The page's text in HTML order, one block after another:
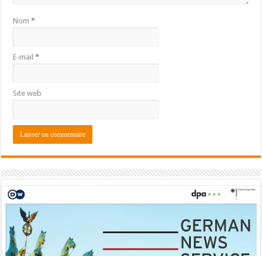
Nom*
E-mail*
Site web